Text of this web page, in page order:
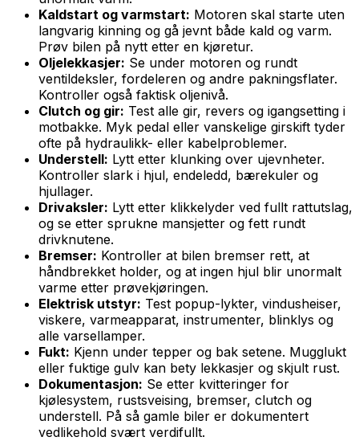
Kaldstart og varmstart: Motoren skal starte uten
langvarig kinning og gå jevnt både kald og varm.
Prøv bilen på nytt etter en kjøretur.
Oljelekkasjer: Se under motoren og rundt
ventildeksler, fordeleren og andre pakningsflater.
Kontroller også faktisk oljenivå.
Clutch og gir: Test alle gir, revers og igangsetting i
motbakke. Myk pedal eller vanskelige girskift tyder
ofte på hydraulikk- eller kabelproblemer.
Understell: Lytt etter klunking over ujevnheter.
Kontroller slark i hjul, endeledd, bærekuler og
hjullager.
Drivaksler: Lytt etter klikkelyder ved fullt rattutslag,
og se etter sprukne mansjetter og fett rundt
drivknutene.
Bremser: Kontroller at bilen bremser rett, at
håndbrekket holder, og at ingen hjul blir unormalt
varme etter prøvekjøringen.
Elektrisk utstyr: Test popup-lykter, vindusheiser,
viskere, varmeapparat, instrumenter, blinklys og
alle varsellamper.
Fukt: Kjenn under tepper og bak setene. Mugglukt
eller fuktige gulv kan bety lekkasjer og skjult rust.
Dokumentasjon: Se etter kvitteringer for
kjølesystem, rustsveising, bremser, clutch og
understell. På så gamle biler er dokumentert
vedlikehold svært verdifullt.